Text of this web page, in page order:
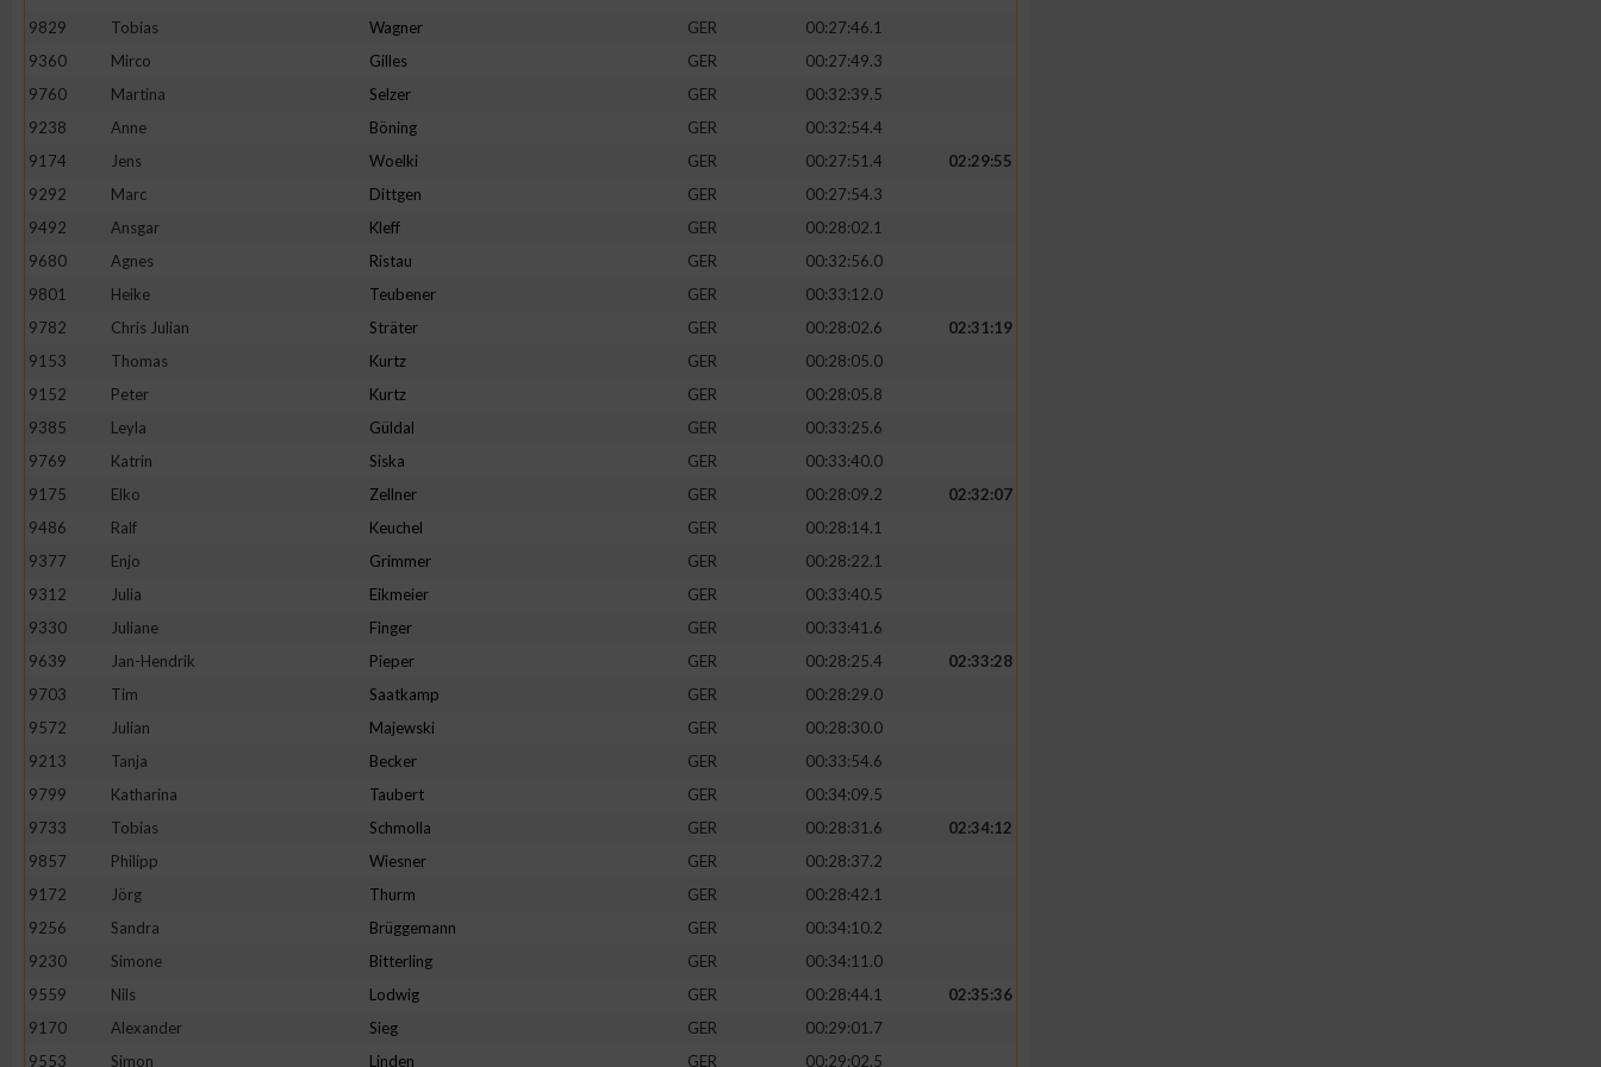
9829
Tobias Wagner GER
00:27:46.1
9360
Mirco Gilles GER
00:27:49.3
9760
Martina Selzer GER
00:32:39.5
9238
Anne Böning GER
00:32:54.4
9174
Jens Woelki GER 00:27:51.4
02:29:55
9292
Marc Dittgen GER
00:27:54.3
9492
Ansgar Kleff GER
00:28:02.1
9680
Agnes Ristau GER
00:32:56.0
9801
Heike Teubener GER
00:33:12.0
9782
Chris Julian Sträter GER 00:28:02.6
02:31:19
9153
Thomas Kurtz GER
00:28:05.0
9152
Peter Kurtz GER
00:28:05.8
9385
Leyla Güldal GER
00:33:25.6
9769
Katrin Siska GER
00:33:40.0
9175
Elko Zellner GER 00:28:09.2
02:32:07
9486
Ralf Keuchel GER
00:28:14.1
9377
Enjo Grimmer GER
00:28:22.1
9312
Julia Eikmeier GER
00:33:40.5
9330
Juliane Finger GER
00:33:41.6
9639
Jan-Hendrik Pieper GER 00:28:25.4
02:33:28
9703
Tim Saatkamp GER
00:28:29.0
9572
Julian Majewski GER
00:28:30.0
9213
Tanja Becker GER
00:33:54.6
9799
Katharina Taubert GER
00:34:09.5
9733
Tobias Schmolla GER 00:28:31.6
02:34:12
9857
Philipp Wiesner GER
00:28:37.2
9172
Jörg Thurm GER
00:28:42.1
9256
Sandra Brüggemann GER
00:34:10.2
9230
Simone Bitterling GER
00:34:11.0
9559
Nils Lodwig GER 00:28:44.1
02:35:36
9170
Alexander Sieg GER
00:29:01.7
9553
Simon Linden GER 00:29:02.5
Verwendung von Profilen zur Auswahl personalisierter Inhalte
Messung der Werbeleistung
Messung der Performance von Inhalten
Analyse von Zielgruppen durch Statistiken oder Kombinationen von Daten aus
verschiedenen Quellen
Verwendung reduzierter Daten zur Auswahl von Inhalten
Verwendung genauer Standortdaten
Geräte anhand von aktiv angeforderten Informationen identifizieren
Notwendig
Performance
Werbung